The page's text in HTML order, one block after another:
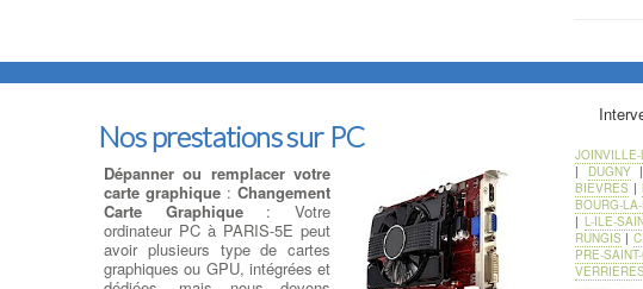
Nos prestations sur PC
Dépanner ou remplacer votre
carte graphique : Changement
Carte Graphique : Votre
ordinateur PC à PARIS-5E peut
avoir plusieurs type de cartes
graphiques ou GPU, intégrées et
| DUGNY
BIEVRES |
BOURG-
|L-ILE-
RUNGIS |
PRE-